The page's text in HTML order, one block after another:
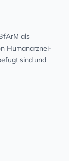
als
Human­arz­nei­
sind und